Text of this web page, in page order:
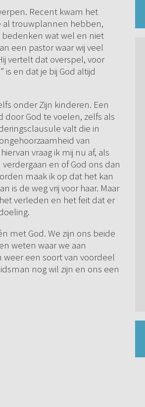
Recent kwam het
al trouwplannen hebben,
bedenken wat wel en niet
een pastor waar wij veel
vertelt dat overspel, voor
is en dat je bij God altijd
onder Zijn kinderen. Een
God te voelen, zelfs als
valt die in
van
vraag ik mij nu af, als
en of God ons dan
maak ik op dat het kan
is de weg vrij voor haar. Maar
verleden en het feit dat er
met God. We zijn ons beide
weten waar we aan
een soort van voordeel
nog wil zijn en ons een